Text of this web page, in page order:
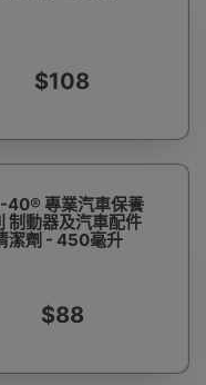
$108
40® 專業汽車保養
制動器及汽車配件
潔劑 - 450毫升
$88